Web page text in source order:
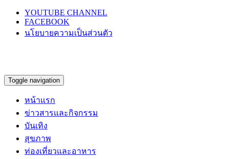
YOUTUBE CHANNEL
FACEBOOK
นโยบายความเป็นส่วนตัว
Toggle navigation
หน้าแรก
ข่าวสารและกิจกรรม
บันเทิง
สุขภาพ
ท่องเที่ยวและอาหาร